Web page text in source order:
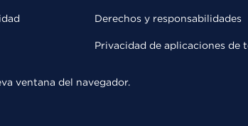
Derechos y responsabilidades
Privacidad de aplicaciones de
ventana del navegador.